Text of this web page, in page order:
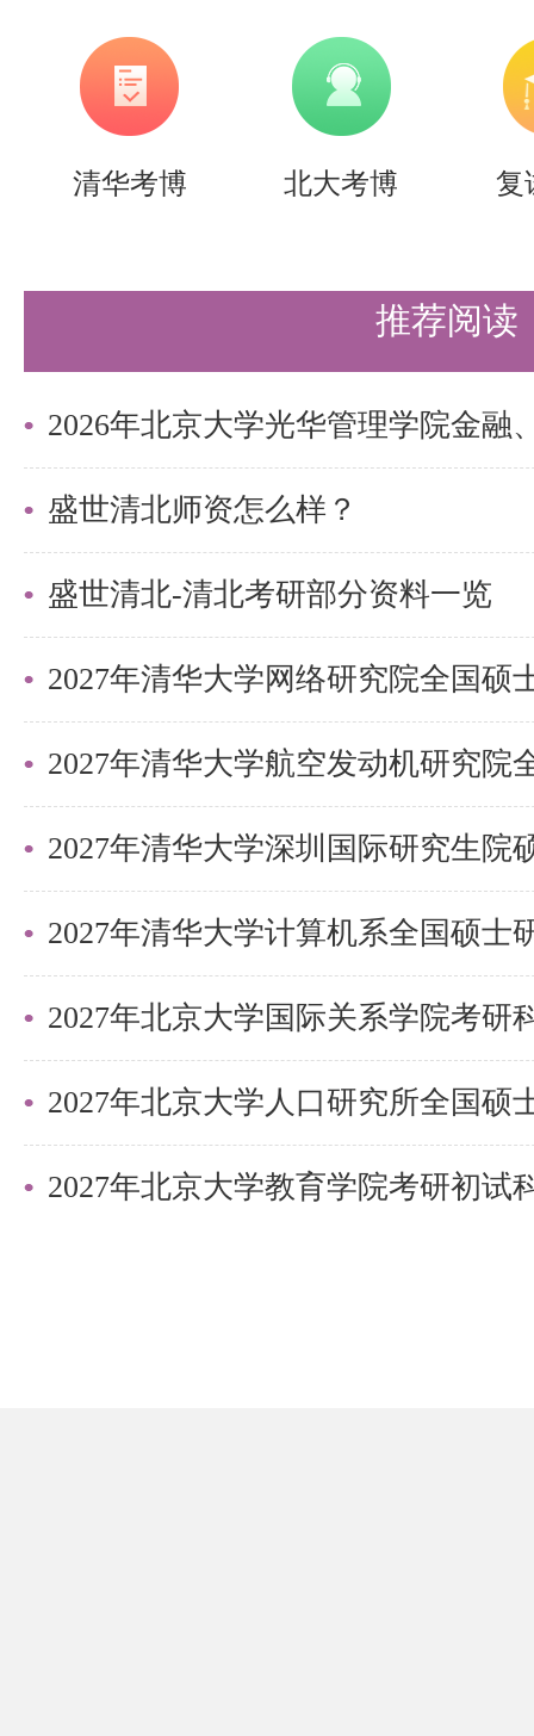
以上是关于【2026年清华大学冬
招考博士研究生拟录取名单公示
备考研清北的同学们节约时间，
持。盛世清北-清北考研集训营，
实战营、清北冲刺营，更有清北
可选择，清北学长领学，班主任
巧，专项技能拔高，学员遍布清
清北。
更多清北考研备考资料及清北考
盛世清北老师。
清华考博 北大考博 复
推荐阅读
盛世清北师资怎么样？
盛世清北-清北考研部分资料一览
2027年清华大学深圳国际研究生院
2027年北京大学国际关系学院考研
2027年北京大学教育学院考研初试